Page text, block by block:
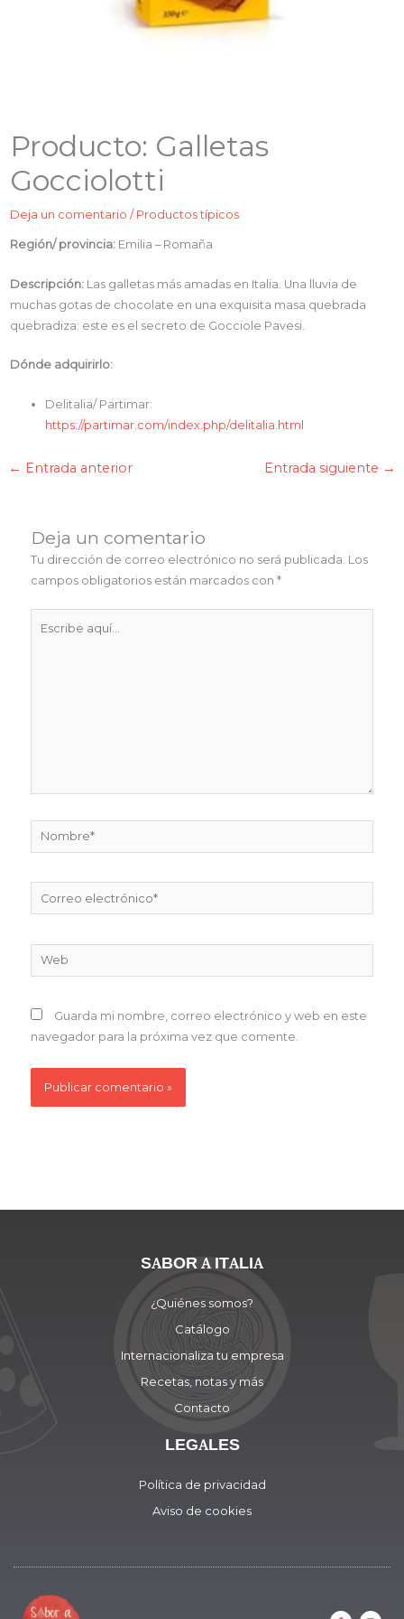
Producto: Galletas
Gocciolotti
Deja un comentario / Productos típicos
Región/ provincia: Emilia – Romaña
Descripción: Las galletas más amadas en Italia. Una lluvia de
muchas gotas de chocolate en una exquisita masa quebrada
quebradiza: este es el secreto de Gocciole Pavesi.
Dónde adquirirlo:
Delitalia/ Partimar:
https://partimar.com/index.php/delitalia.html
← Entrada anterior Entrada siguiente →
Deja un comentario
Tu dirección de correo electrónico no será publicada. Los
campos obligatorios están marcados con*
Nombre*
Correo
electrónico*
Web
Guarda mi nombre, correo electrónico y web en este
navegador para la próxima vez que comente.
SABOR A ITALIA
¿Quiénes somos?
Catálogo
Internacionaliza tu empresa
Recetas, notas y más
Contacto
LEGALES
Política de privacidad
Aviso de cookies
F I